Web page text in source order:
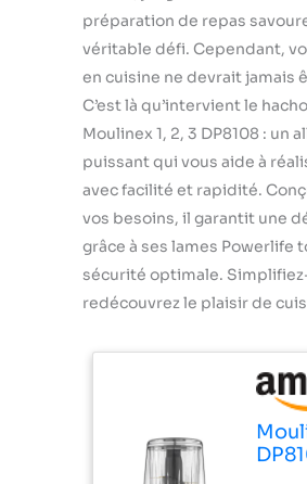
préparation de repas
véritable défi. Cependant,
en cuisine ne devrait jamais
C’est là qu’intervient le
Moulinex 1, 2, 3 DP8108 : un
puissant qui vous aide à
avec facilité et rapidité.
vos besoins, il garantit une
grâce à ses lames Powerlife
sécurité optimale.
redécouvrez le plaisir de